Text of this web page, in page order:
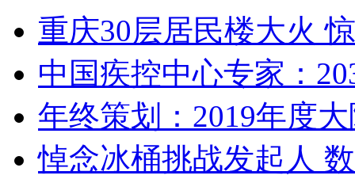
重庆30层居民楼大火
中国疾控中心专家：
年终策划：2019年度
悼念冰桶挑战发起人